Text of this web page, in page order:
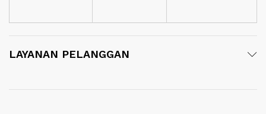
LAYANAN PELANGGAN